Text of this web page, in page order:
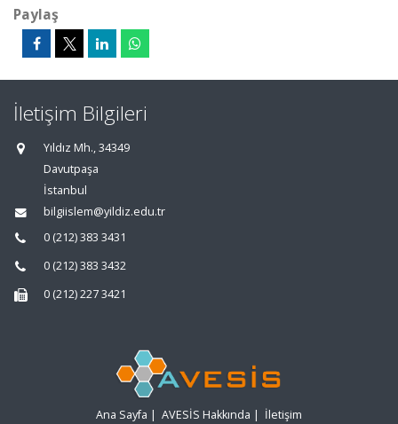
Paylaş
İletişim Bilgileri
Yıldız Mh., 34349
Davutpaşa
İstanbul
bilgiislem@yildiz.edu.tr
0 (212) 383 3431
0 (212) 383 3432
0 (212) 227 3421
Ana Sayfa | AVESİS Hakkında | İletişim